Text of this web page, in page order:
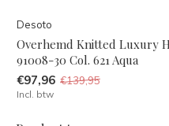
Desoto
Overhemd Knitted Luxury
91008-30 Col. 621 Aqua
€97,96 €139,95
Incl. btw